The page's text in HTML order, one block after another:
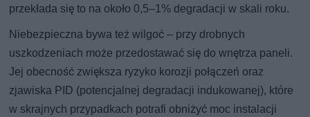
przekłada się to na około 0,5–1% degradacji w skali roku.
Niebezpieczna bywa też wilgoć – przy drobnych
uszkodzeniach może przedostawać się do wnętrza paneli.
Jej obecność zwiększa ryzyko korozji połączeń oraz
zjawiska PID (potencjalnej degradacji indukowanej), które
w skrajnych przypadkach potrafi obniżyć moc instalacji